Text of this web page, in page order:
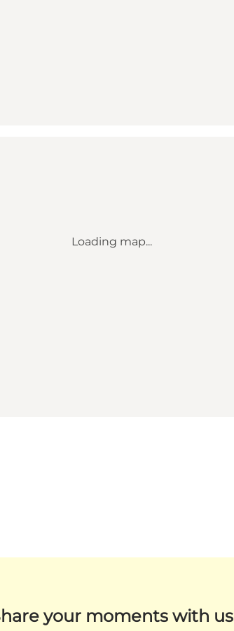
Loading map...
your moments with us